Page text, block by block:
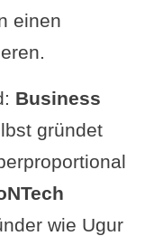
einen
Business
gründet
wie Ugur